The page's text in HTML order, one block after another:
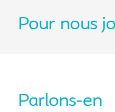
Pour nous
Parlons-en